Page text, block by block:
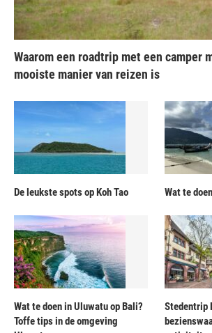
Waarom een roadtrip met een camper
mooiste manier van reizen is
De leukste spots op Koh Tao Wat te
Wat te doen in Uluwatu op Bali?
Toffe tips in de omgeving
Stedentrip